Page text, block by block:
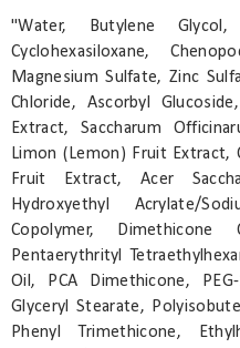
"Water, Butylene Glycol,
Cyclohexasiloxane,
Magnesium Sulfate, Zinc
Chloride, Ascorbyl
Extract, Saccharum
Limon (Lemon) Fruit Extract,
Fruit Extract, Acer
Hydroxyethyl Acrylate/
Copolymer, Dimethicone
Pentaerythrityl
Oil, PCA Dimethicone,
Glyceryl Stearate,
Phenyl Trimethicone,